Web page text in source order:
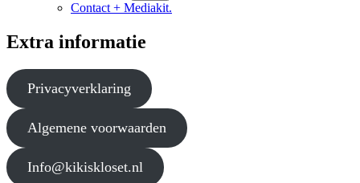
Contact + Mediakit.
Extra informatie
Privacyverklaring
Algemene voorwaarden
Info@kikiskloset.nl